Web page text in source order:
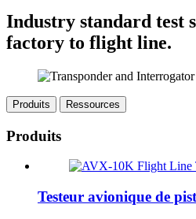
Industry standard test
factory to flight line.
Produits Ressources
Produits
Testeur avionique de